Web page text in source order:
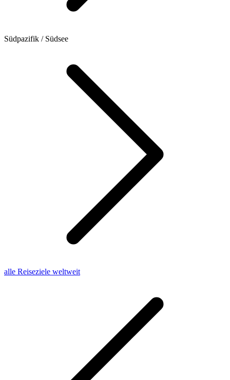
Südpazifik / Südsee
alle Reiseziele weltweit